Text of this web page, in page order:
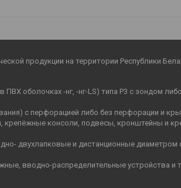
продукции на территории Республики
оболочках -нг, -нг-LS) типа Р3 с зондом
с перфорацией либо без перфорации и
консоли, подвесы, кронштейны и
двухлапковые и дистанционные
вводно-распределительные устройства и